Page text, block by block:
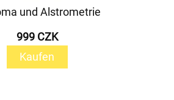
und Alstrometrie
999 CZK
Kaufen